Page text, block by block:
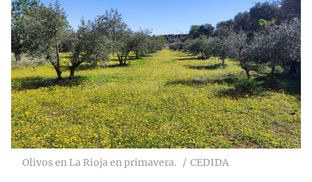
Olivos en La Rioja en primavera. CEDIDA